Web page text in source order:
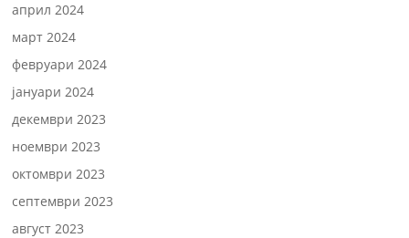
април 2024
март 2024
февруари 2024
јануари 2024
декември 2023
ноември 2023
октомври 2023
септември 2023
август 2023